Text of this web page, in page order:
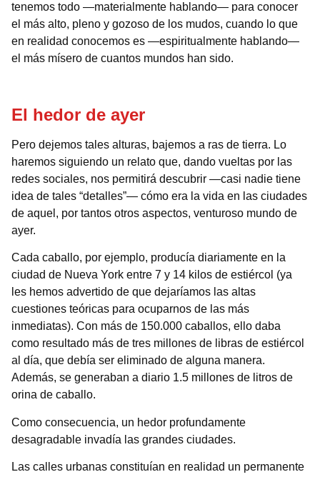
tenemos todo —materialmente hablando— para conocer
el más alto, pleno y gozoso de los mudos, cuando lo que
en realidad conocemos es —espiritualmente hablando—
el más mísero de cuantos mundos han sido.
El hedor de ayer
Pero dejemos tales alturas, bajemos a ras de tierra. Lo
haremos siguiendo un relato que, dando vueltas por las
redes sociales, nos permitirá descubrir —casi nadie tiene
idea de tales “detalles”— cómo era la vida en las ciudades
de aquel, por tantos otros aspectos, venturoso mundo de
ayer.
Cada caballo, por ejemplo, producía diariamente en la
ciudad de Nueva York entre 7 y 14 kilos de estiércol (ya
les hemos advertido de que dejaríamos las altas
cuestiones teóricas para ocuparnos de las más
inmediatas). Con más de 150.000 caballos, ello daba
como resultado más de tres millones de libras de estiércol
al día, que debía ser eliminado de alguna manera.
Además, se generaban a diario 1.5 millones de litros de
orina de caballo.
Como consecuencia, un hedor profundamente
desagradable invadía las grandes ciudades.
Las calles urbanas constituían en realidad un permanente